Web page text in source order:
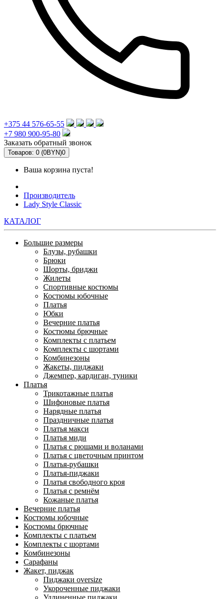
+375 44 576-65-55
+7 980 900-95-80
Заказать обратный звонок
Товаров: 0 (0BYN)0
Ваша корзина пуста!
Производитель
Lady Style Classic
КАТАЛОГ
Большие размеры
Блузы, рубашки
Брюки
Шорты, бриджи
Жилеты
Спортивные костюмы
Костюмы юбочные
Платья
Юбки
Вечерние платья
Костюмы брючные
Комплекты с платьем
Комплекты с шортами
Комбинезоны
Жакеты, пиджаки
Джемпер, кардиган, туники
Платья
Трикотажные платья
Шифоновые платья
Нарядные платья
Праздничные платья
Платья макси
Платья миди
Платья с рюшами и воланами
Платья с цветочным принтом
Платья-рубашки
Платья-пиджаки
Платья свободного кроя
Платья с ремнём
Кожаные платья
Вечерние платья
Костюмы юбочные
Костюмы брючные
Комплекты с платьем
Комплекты с шортами
Комбинезоны
Сарафаны
Жакет, пиджак
Пиджаки oversize
Укороченные пиджаки